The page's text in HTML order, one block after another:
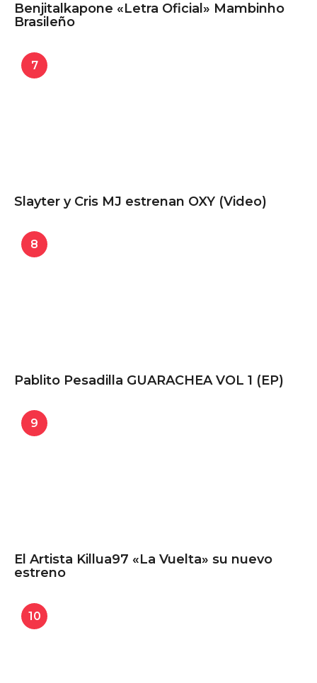
Benjitalkapone «Letra Oficial» Mambinho
Brasileño
7
Slayter y Cris MJ estrenan OXY (Video)
8
Pablito Pesadilla GUARACHEA VOL 1 (EP)
9
El Artista Killua97 «La Vuelta» su nuevo
estreno
10